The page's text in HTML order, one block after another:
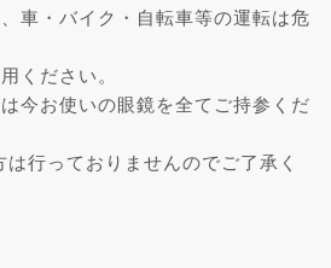
車・バイク・自転車等の運転は危
ください。
今お使いの眼鏡を全てご持参くだ
行っておりませんのでご了承く